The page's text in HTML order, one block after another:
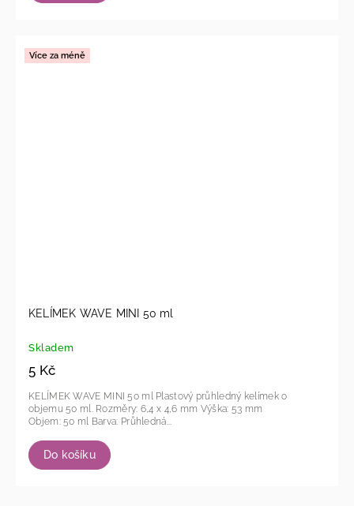
Více za méně
KELÍMEK WAVE MINI 50 ml
Skladem
5 Kč
Do košíku
KELÍMEK WAVE MINI 50 ml Plastový průhledný kelímek o
objemu 50 ml. Rozměry: 6,4 x 4,6 mm Výška: 53 mm
Objem: 50 ml Barva: Průhledná...